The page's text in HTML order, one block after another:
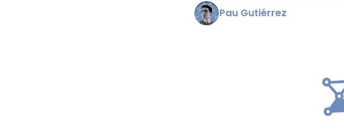
Pau Gutiérrez